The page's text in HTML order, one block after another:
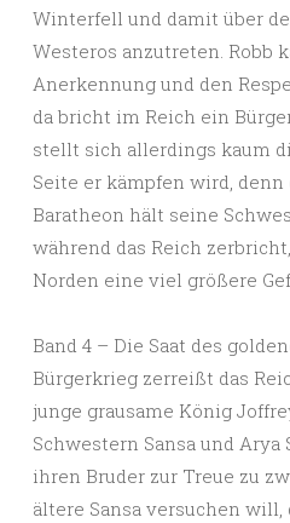
Winterfell und damit über
Westeros anzutreten. Robb
Anerkennung und den
da bricht im Reich ein
stellt sich allerdings kaum
Seite er kämpfen wird,
Baratheon hält seine
während das Reich
Norden eine viel größere
Band 4 – Die Saat des
Bürgerkrieg zerreißt das
junge grausame König
Schwestern Sansa und Arya
ihren Bruder zur Treue zu
ältere Sansa versuchen will,